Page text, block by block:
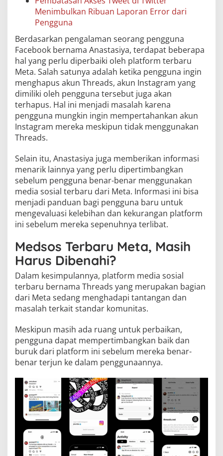
Menimbulkan Ribuan Laporan Error dari
Pengguna
Berdasarkan pengalaman seorang pengguna
Facebook bernama Anastasiya, terdapat beberapa
hal yang perlu diperbaiki oleh platform terbaru
Meta. Salah satunya adalah ketika pengguna ingin
menghapus akun Threads, akun Instagram yang
dimiliki oleh pengguna tersebut juga akan
terhapus. Hal ini menjadi masalah karena
pengguna mungkin ingin mempertahankan akun
Instagram mereka meskipun tidak menggunakan
Threads.
Selain itu, Anastasiya juga memberikan informasi
menarik lainnya yang perlu dipertimbangkan
sebelum pengguna benar-benar menggunakan
media sosial terbaru dari Meta. Informasi ini bisa
menjadi panduan bagi pengguna baru untuk
mengevaluasi kelebihan dan kekurangan platform
ini sebelum mereka sepenuhnya terlibat.
Medsos Terbaru Meta, Masih
Harus Dibenahi?
Dalam kesimpulannya, platform media sosial
terbaru bernama Threads yang merupakan bagian
dari Meta sedang menghadapi tantangan dan
masalah terkait standar komunitas.
Meskipun masih ada ruang untuk perbaikan,
pengguna dapat mempertimbangkan baik dan
buruk dari platform ini sebelum mereka benar-
benar terjun ke dalam penggunaannya.